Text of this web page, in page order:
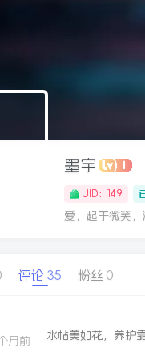
墨宇
UID：149
爱，起于微笑
评论 35 粉丝 0
月前 水帖美如花，养护